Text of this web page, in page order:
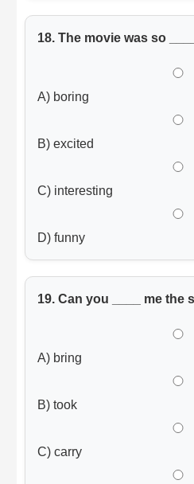
18. The movie was so
A) boring
B) excited
C) interesting
D) funny
19. Can you ____ me the
A) bring
B) took
C) carry